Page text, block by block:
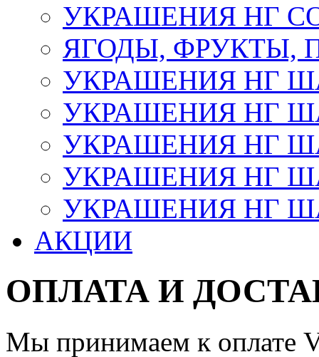
УКРАШЕНИЯ НГ
ЯГОДЫ, ФРУКТЫ,
УКРАШЕНИЯ НГ
УКРАШЕНИЯ НГ
УКРАШЕНИЯ НГ
УКРАШЕНИЯ НГ
УКРАШЕНИЯ НГ
АКЦИИ
ОПЛАТА И
Мы принимаем к оплате